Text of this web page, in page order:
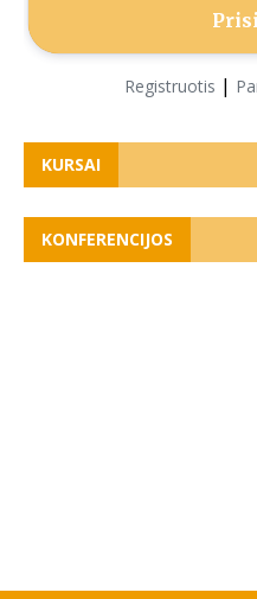
Registruotis |
KURSAI
KONFERENCIJOS